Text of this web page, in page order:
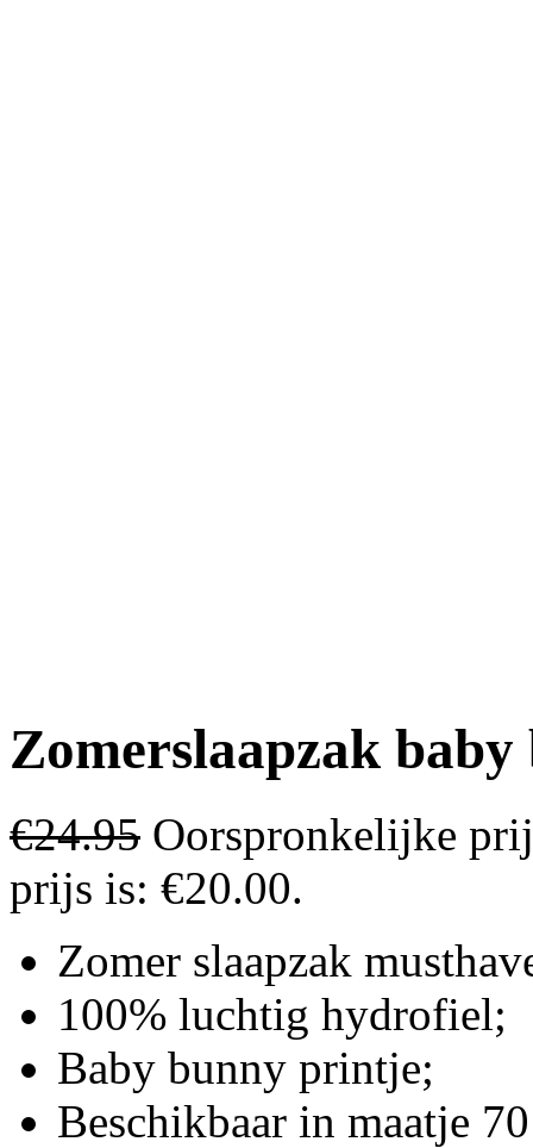
Zomerslaapzak baby
€24.95 Oorspronkelijke
prijs is: €20.00.
Zomer slaapzak
100% luchtig hydrofiel;
Baby bunny printje;
Beschikbaar in maatje